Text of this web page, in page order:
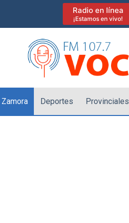
Radio en línea
¡Estamos en vivo!
Deportes Provinciales